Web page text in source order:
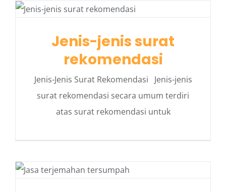
Jenis-jenis surat
rekomendasi
Jenis-Jenis Surat Rekomendasi Jenis-jenis
surat rekomendasi secara umum terdiri
atas surat rekomendasi untuk